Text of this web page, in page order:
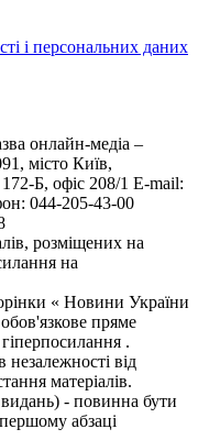
і персональних даних
онлайн-медіа –
місто Київ,
Б, офіс 208/1 E-mail:
044-205-43-00
розміщених на
на
« Новини України
пряме
.
від
матеріалів.
- повинна бути
абзаці